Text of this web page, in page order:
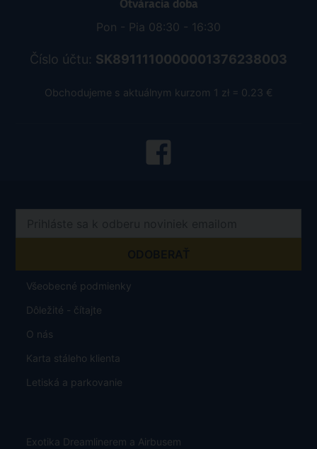
Otváracia doba
Pon - Pia 08:30 - 16:30
Číslo účtu: SK8911110000001376238003
Obchodujeme s aktuálnym kurzom 1 zł = 0.23 €
Všeobecné podmienky
Dôležité - čítajte
O nás
Karta stáleho klienta
Letiská a parkovanie
Exotika Dreamlinerem a Airbusem